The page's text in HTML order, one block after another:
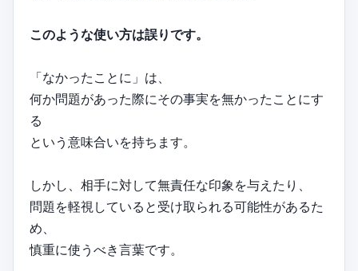
このような使い方は誤りです。
「なかったことに」は、
何か問題があった際にその事実を無かったことにす
る
という意味合いを持ちます。
しかし、相手に対して無責任な印象を与えたり、
問題を軽視していると受け取られる可能性があるた
め、
慎重に使うべき言葉です。